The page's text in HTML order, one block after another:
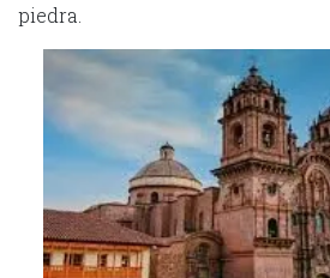
piedra.